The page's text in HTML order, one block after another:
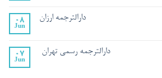
08
Jun
دارالترجمه ارزان
07
Jun
دارالترجمه رسمی تهران